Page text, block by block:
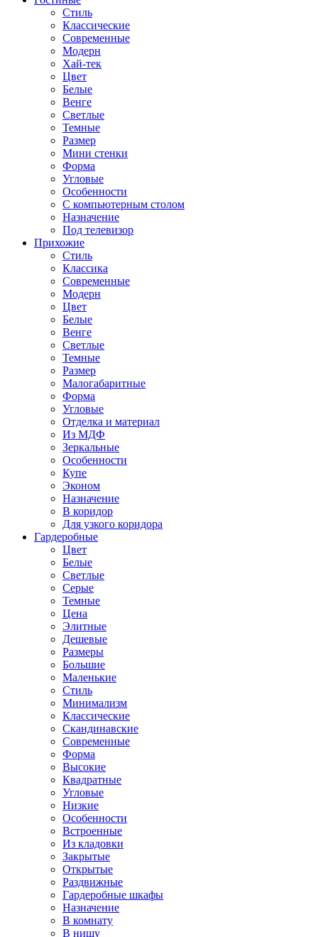
Стиль
Классические
Современные
Модерн
Хай-тек
Цвет
Белые
Венге
Светлые
Темные
Размер
Мини стенки
Форма
Угловые
Особенности
С компьютерным столом
Назначение
Под телевизор
Прихожие
Стиль
Классика
Современные
Модерн
Цвет
Белые
Венге
Светлые
Темные
Размер
Малогабаритные
Форма
Угловые
Отделка и материал
Из МДФ
Зеркальные
Особенности
Купе
Эконом
Назначение
В коридор
Для узкого коридора
Гардеробные
Цвет
Белые
Светлые
Серые
Темные
Цена
Элитные
Дешевые
Размеры
Большие
Маленькие
Стиль
Минимализм
Классические
Скандинавские
Современные
Форма
Высокие
Квадратные
Угловые
Низкие
Особенности
Встроенные
Из кладовки
Закрытые
Открытые
Раздвижные
Гардеробные шкафы
Назначение
В комнату
В нишу